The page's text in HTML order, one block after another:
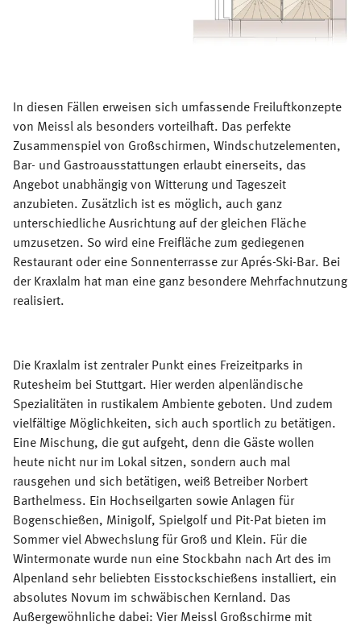
In diesen Fällen erweisen sich umfassende Freiluftkonzepte
von Meissl als besonders vorteilhaft. Das perfekte
Zusammenspiel von Großschirmen, Windschutzelementen,
Bar- und Gastroausstattungen erlaubt einerseits, das
Angebot unabhängig von Witterung und Tageszeit
anzubieten. Zusätzlich ist es möglich, auch ganz
unterschiedliche Ausrichtung auf der gleichen Fläche
umzusetzen. So wird eine Freifläche zum gediegenen
Restaurant oder eine Sonnenterrasse zur Aprés-Ski-Bar. Bei
der Kraxlalm hat man eine ganz besondere Mehrfachnutzung
realisiert.
Die Kraxlalm ist zentraler Punkt eines Freizeitparks in
Rutesheim bei Stuttgart. Hier werden alpenländische
Spezialitäten in rustikalem Ambiente geboten. Und zudem
vielfältige Möglichkeiten, sich auch sportlich zu betätigen.
Eine Mischung, die gut aufgeht, denn die Gäste wollen
heute nicht nur im Lokal sitzen, sondern auch mal
rausgehen und sich betätigen, weiß Betreiber Norbert
Barthelmess. Ein Hochseilgarten sowie Anlagen für
Bogenschießen, Minigolf, Spielgolf und Pit-Pat bieten im
Sommer viel Abwechslung für Groß und Klein. Für die
Wintermonate wurde nun eine Stockbahn nach Art des im
Alpenland sehr beliebten Eisstockschießens installiert, ein
absolutes Novum im schwäbischen Kernland. Das
Außergewöhnliche dabei: Vier Meissl Großschirme mit